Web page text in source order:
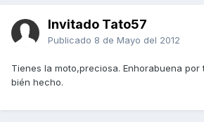
Invitado Tato57
Publicado 8 de Mayo del 2012
Tienes la moto,preciosa. Enhorabuena
bién hecho.